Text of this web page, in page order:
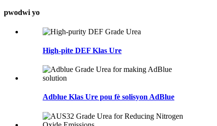
pwodwi yo
High-pite DEF Klas Ure
Adblue Klas Ure pou fè solisyon AdBlue